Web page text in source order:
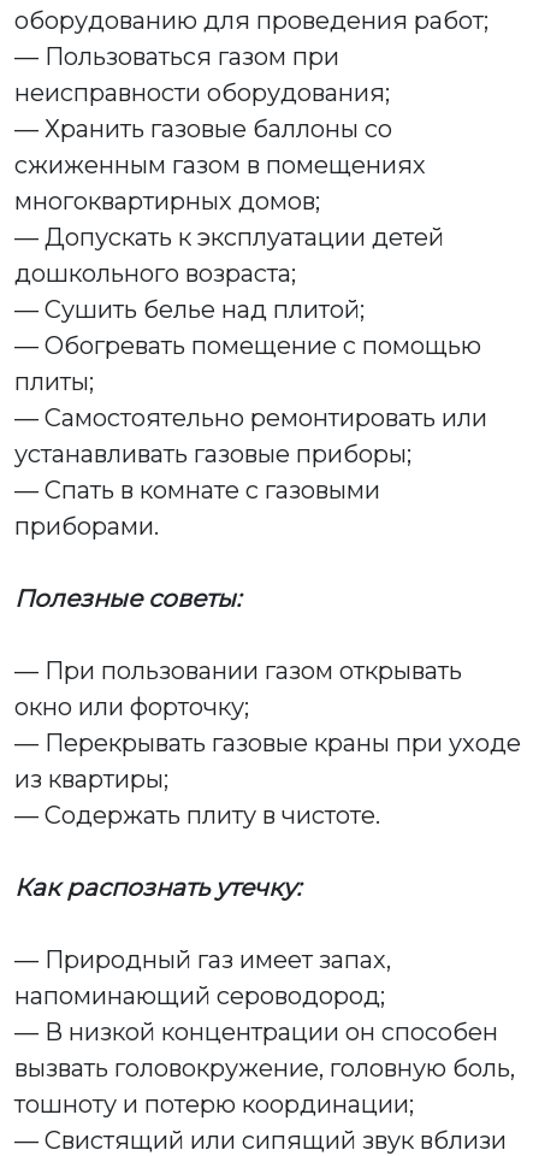
оборудованию для проведения работ;
— Пользоваться газом при
неисправности оборудования;
— Хранить газовые баллоны со
сжиженным газом в помещениях
многоквартирных домов;
— Допускать к эксплуатации детей
дошкольного возраста;
— Сушить белье над плитой;
— Обогревать помещение с помощью
плиты;
— Самостоятельно ремонтировать или
устанавливать газовые приборы;
— Спать в комнате с газовыми
приборами.
Полезные советы:
— При пользовании газом открывать
окно или форточку;
— Перекрывать газовые краны при уходе
из квартиры;
— Содержать плиту в чистоте.
Как распознать утечку:
— Природный газ имеет запах,
напоминающий сероводород;
— В низкой концентрации он способен
вызвать головокружение, головную боль,
тошноту и потерю координации;
— Свистящий или сипящий звук вблизи